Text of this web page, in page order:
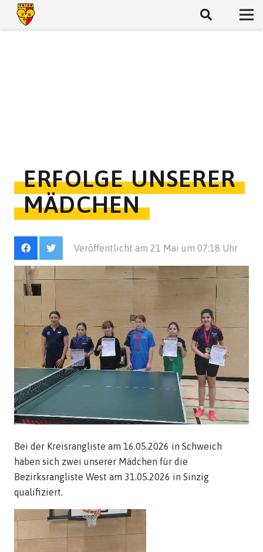
ERFOLGE UNSERER
MÄDCHEN
Veröffentlicht am 21 Mai um 07:18 Uhr
Bei der Kreisrangliste am 16.05.2026 in Schweich
haben sich zwei unserer Mädchen für die
Bezirksrangliste West am 31.05.2026 in Sinzig
qualifiziert.